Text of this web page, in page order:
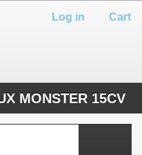
Cart
Log in
MONSTER 15CV